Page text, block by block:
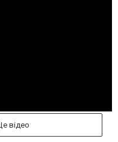
відео